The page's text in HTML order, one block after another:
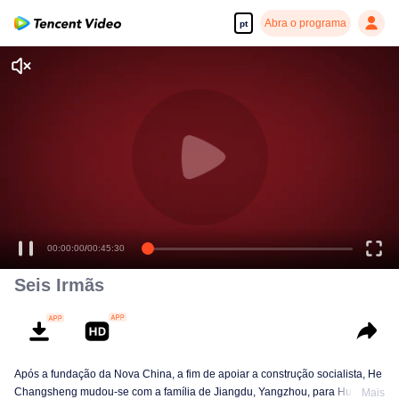
pt Abra o programa
00:00:00/00:45:30
Seis Irmãs
Após a fundação da Nova China, a fim de apoiar a construção socialista, He
Changsheng mudou-se com a família de Jiangdu, Yangzhou, para Huainan,
Mais